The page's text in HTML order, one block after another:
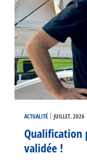
ACTUALITÉ | JUILLET. 2026
Qualification
validée !